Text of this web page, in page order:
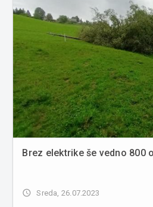
Brez elektrike še vedno 800
access_time Sreda, 26.07.2023